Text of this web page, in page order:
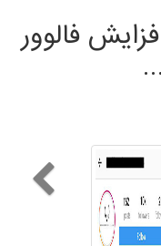
فالوور